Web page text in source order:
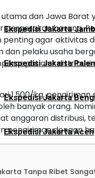
Ekspedisi Jakarta
Ekspedisi Jakarta
Ekspedisi Jakarta
Ekspedisi Jakarta Aceh
dan Jawa Barat
pergerakan barang.
agar aktivitas
dan pelaku usaha
alur
1.500/kg,
banyak orang.
anggaran distribusi,
pengiriman dengan
Tanpa Ribet